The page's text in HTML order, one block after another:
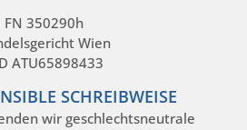
FN 350290h
Wien
ATU65898433
SCHREIBWEISE
wir geschlechtsneutrale